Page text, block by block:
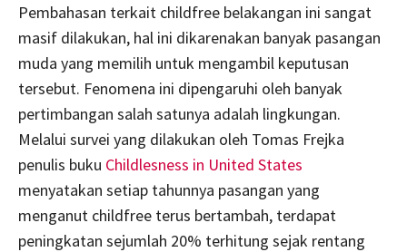
Pembahasan terkait childfree belakangan ini sangat
masif dilakukan, hal ini dikarenakan banyak pasangan
muda yang memilih untuk mengambil keputusan
tersebut. Fenomena ini dipengaruhi oleh banyak
pertimbangan salah satunya adalah lingkungan.
Melalui survei yang dilakukan oleh Tomas Frejka
penulis buku Childlesness in United States
menyatakan setiap tahunnya pasangan yang
menganut childfree terus bertambah, terdapat
peningkatan sejumlah 20% terhitung sejak rentang